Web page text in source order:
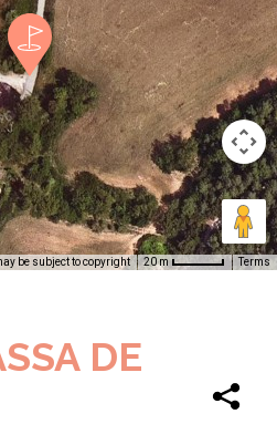
be subject to copyright 20 m Terms
DE